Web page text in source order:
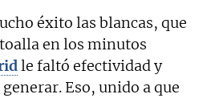
éxito las blancas, que
en los minutos
le faltó efectividad y
Eso, unido a que